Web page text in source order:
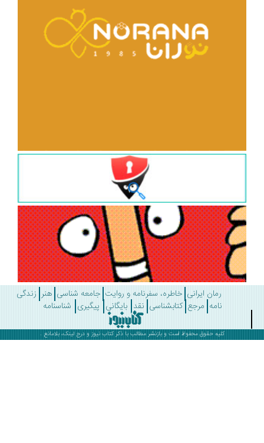
رمان ایرانی خاطره، سفرنامه و روایت جامعه شناسی هنر زندگی
مرجع کتابشناسی نقد بایگانی پیگیری شناسنامه
کلیه حقوق محفوظ است و بازنشر مطالب با ذکرکتاب نیوز و درج لینک، بلامانع .